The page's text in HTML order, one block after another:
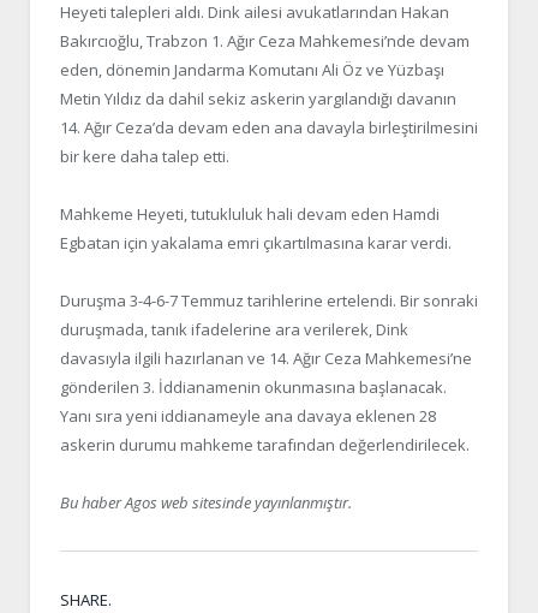
Heyeti talepleri aldı. Dink ailesi avukatlarından Hakan
Bakırcıoğlu, Trabzon 1. Ağır Ceza Mahkemesi’nde devam
eden, dönemin Jandarma Komutanı Ali Öz ve Yüzbaşı
Metin Yıldız da dahil sekiz askerin yargılandığı davanın
14. Ağır Ceza’da devam eden ana davayla birleştirilmesini
bir kere daha talep etti.
Mahkeme Heyeti, tutukluluk hali devam eden Hamdi
Egbatan için yakalama emri çıkartılmasına karar verdi.
Duruşma 3-4-6-7 Temmuz tarihlerine ertelendi. Bir sonraki
duruşmada, tanık ifadelerine ara verilerek, Dink
davasıyla ilgili hazırlanan ve 14. Ağır Ceza Mahkemesi’ne
gönderilen 3. İddianamenin okunmasına başlanacak.
Yanı sıra yeni iddianameyle ana davaya eklenen 28
askerin durumu mahkeme tarafından değerlendirilecek.
Bu haber Agos web sitesinde yayınlanmıştır.
SHARE.